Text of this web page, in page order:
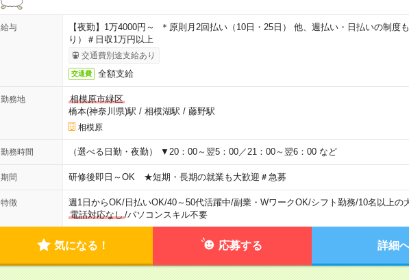
給与
【夜勤】1万4000円～ ＊原則月2回払い（10日・25日） 他、週払い・日払いの制度
り）＃日収1万円以上
交通費別途支給あり
交通費 全額支給
勤務地
相模原市緑区
橋本(神奈川県)駅 / 相模湖駅 / 藤野駅
相模原
勤務時間 （選べる日勤・夜勤） ▼20：00～翌5：00／21：00～翌6：00 など
期間 研修後即日～OK ★短期・長期の就業も大歓迎＃急募
特徴 週1日からOK/日払いOK/40～50代活躍中/副業・WワークOK/シフト勤務/10名以上の
電話対応なし/パソコンスキル不要
気になる！ 応募する 詳細